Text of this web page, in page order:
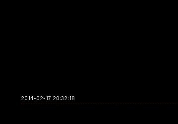
2014-02-17 20:32:18